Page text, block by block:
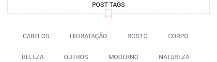
POST TAGS
CABELOS HIDRATAÇÃO ROSTO CORPO
BELEZA OUTROS MODERNO NATUREZA